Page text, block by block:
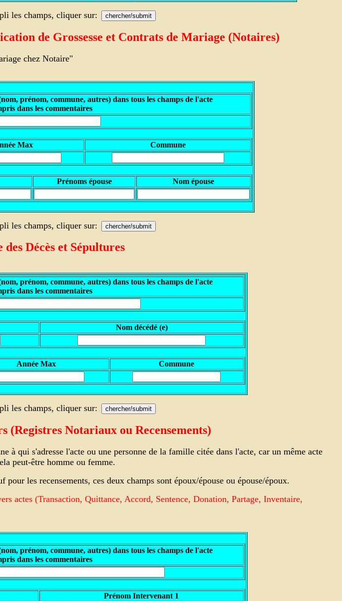
les champs, cliquer sur:
de Grossesse et Contrats de Mariage (Notaires)
chez Notaire"
prénom, commune, autres) dans tous les champs de l'acte
dans les commentaires
Max Commune
Prénoms épouse Nom épouse
les champs, cliquer sur:
des Décès et Sépultures
prénom, commune, autres) dans tous les champs de l'acte
dans les commentaires
Nom décédé (e)
Année Max Commune
les champs, cliquer sur:
(Registres Notariaux ou Recensements)
à qui s'adresse l'acte ou une personne de la famille citée dans l'acte, car un même acte
peut-être homme ou femme.
les recensements, ces deux champs sont époux/épouse ou épouse/époux.
actes (Transaction, Quittance, Accord, Sentence, Donation, Partage, Inventaire,
prénom, commune, autres) dans tous les champs de l'acte
dans les commentaires
Prénom Intervenant 1